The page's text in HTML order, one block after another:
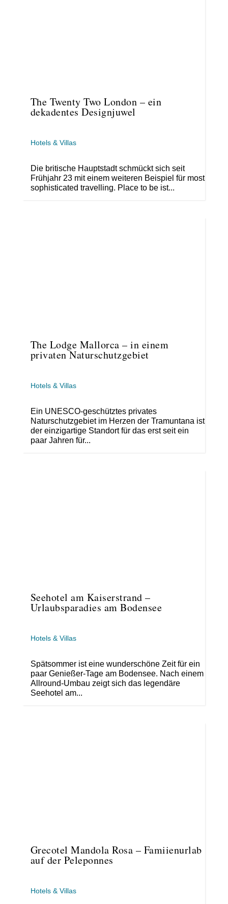
The Twenty Two London – ein
dekadentes Designjuwel
Hotels & Villas
Die britische Hauptstadt schmückt sich seit
Frühjahr 23 mit einem weiteren Beispiel für most
sophisticated travelling. Place to be ist...
The Lodge Mallorca – in einem
privaten Naturschutzgebiet
Hotels & Villas
Ein UNESCO-geschütztes privates
Naturschutzgebiet im Herzen der Tramuntana ist
der einzigartige Standort für das erst seit ein
paar Jahren für...
Seehotel am Kaiserstrand –
Urlaubsparadies am Bodensee
Hotels & Villas
Spätsommer ist eine wunderschöne Zeit für ein
paar Genießer-Tage am Bodensee. Nach einem
Allround-Umbau zeigt sich das legendäre
Seehotel am...
Grecotel Mandola Rosa – Famiienurlab
auf der Peleponnes
Hotels & Villas